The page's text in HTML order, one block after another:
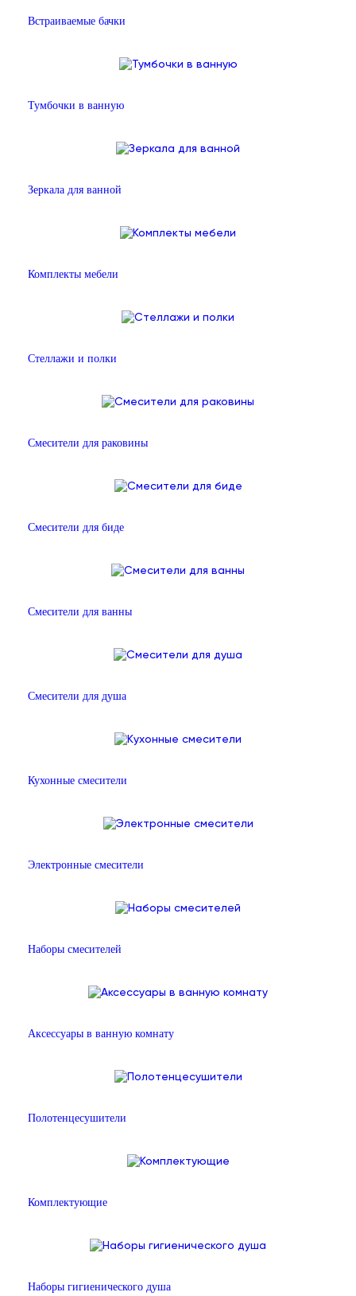
Встраиваемые бачки
Тумбочки в ванную
Зеркала для ванной
Комплекты мебели
Стеллажи и полки
Смесители для раковины
Смесители для биде
Смесители для ванны
Смесители для душа
Кухонные смесители
Электронные смесители
Наборы смесителей
Аксессуары в ванную комнату
Полотенцесушители
Комплектующие
Наборы гигиенического душа